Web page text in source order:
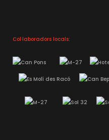
Col·laboradors locals: